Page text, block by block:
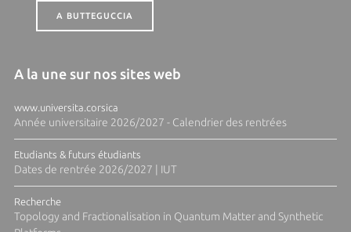
A BUTTEGUCCIA
A la une sur nos sites web
www.universita.corsica
Année universitaire 2026/2027 - Calendrier des rentrées
Etudiants & futurs étudiants
Dates de rentrée 2026/2027 | IUT
Recherche
Topology and Fractionalisation in Quantum Matter and Synthetic